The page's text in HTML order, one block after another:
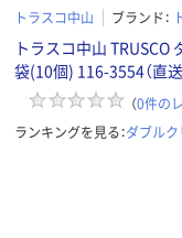
トラスコ中山 ブランド：
トラスコ中山
袋(10個) 116-3554（直送
（0件の
ランキングを見る：ダブル